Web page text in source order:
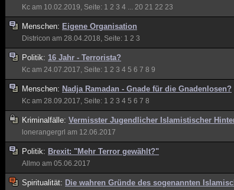
Kc am 10.02.2019, Seite: 1 2 3 4 20 21 22 23
Menschen: Eigene Organisation
Districon am 28.04.2018, Seite: 1 2 3
Politik: 16 Jahr - Terrorista?
Kc am 24.07.2017, Seite: 1 2 3 4 5 6 7 8 9
Menschen: Nadja Ramadan - Gnade für die Gnadenlosen?
Kc am 28.09.2017, Seite: 1 2 3 4 5 6 7 8
Kriminalfälle: Vermisster Jugendlicher Islamistischer
lonerangergrl am 12.06.2017
Politik: Brexit: "Mehr Terror gewählt?"
Allmo am 05.06.2017
Spiritualität: Die wahren Gründe des sogenannten